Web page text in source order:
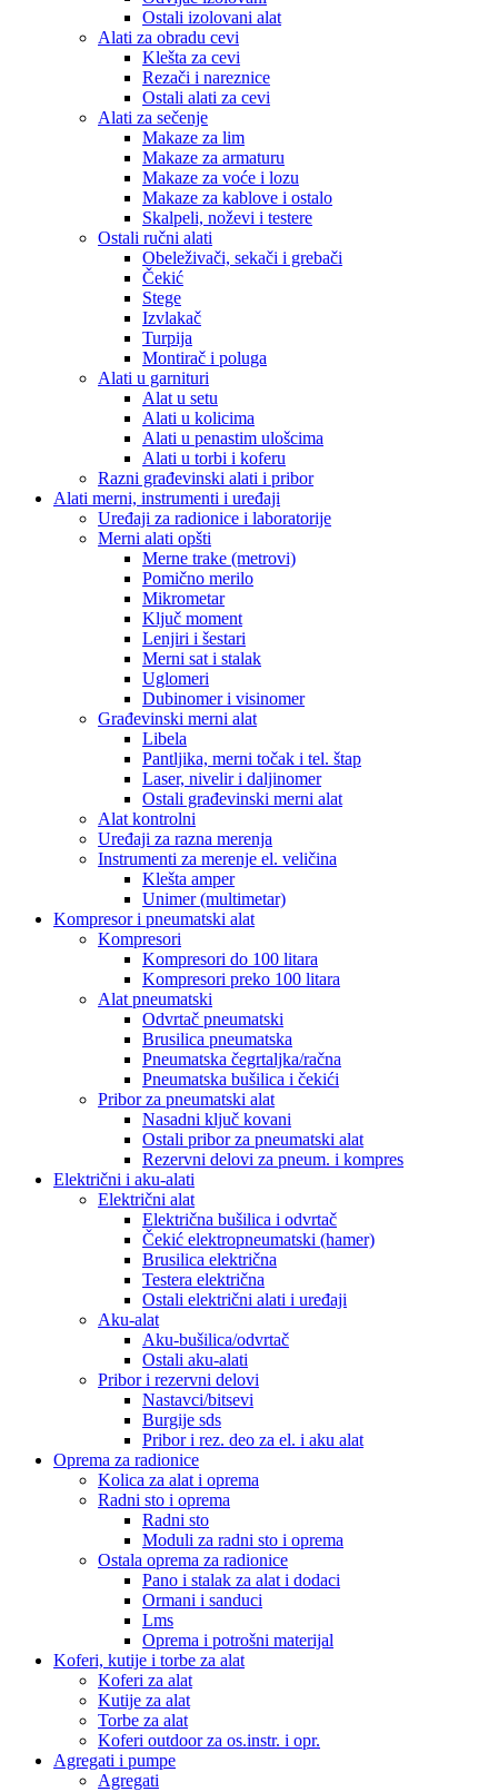
Ostali izolovani alat
Alati za obradu cevi
Klešta za cevi
Rezači i nareznice
Ostali alati za cevi
Alati za sečenje
Makaze za lim
Makaze za armaturu
Makaze za voće i lozu
Makaze za kablove i ostalo
Skalpeli, noževi i testere
Ostali ručni alati
Obeleživači, sekači i grebači
Čekić
Stege
Izvlakač
Turpija
Montirač i poluga
Alati u garnituri
Alat u setu
Alati u kolicima
Alati u penastim ulošcima
Alati u torbi i koferu
Razni građevinski alati i pribor
Alati merni, instrumenti i uređaji
Uređaji za radionice i laboratorije
Merni alati opšti
Merne trake (metrovi)
Pomično merilo
Mikrometar
Ključ moment
Lenjiri i šestari
Merni sat i stalak
Uglomeri
Dubinomer i visinomer
Građevinski merni alat
Libela
Pantljika, merni točak i tel. štap
Laser, nivelir i daljinomer
Ostali građevinski merni alat
Alat kontrolni
Uređaji za razna merenja
Instrumenti za merenje el. veličina
Klešta amper
Unimer (multimetar)
Kompresor i pneumatski alat
Kompresori
Kompresori do 100 litara
Kompresori preko 100 litara
Alat pneumatski
Odvrtač pneumatski
Brusilica pneumatska
Pneumatska čegrtaljka/račna
Pneumatska bušilica i čekići
Pribor za pneumatski alat
Nasadni ključ kovani
Ostali pribor za pneumatski alat
Rezervni delovi za pneum. i kompres
Električni i aku-alati
Električni alat
Električna bušilica i odvrtač
Čekić elektropneumatski (hamer)
Brusilica električna
Testera električna
Ostali električni alati i uređaji
Aku-alat
Aku-bušilica/odvrtač
Ostali aku-alati
Pribor i rezervni delovi
Nastavci/bitsevi
Burgije sds
Pribor i rez. deo za el. i aku alat
Oprema za radionice
Kolica za alat i oprema
Radni sto i oprema
Radni sto
Moduli za radni sto i oprema
Ostala oprema za radionice
Pano i stalak za alat i dodaci
Ormani i sanduci
Lms
Oprema i potrošni materijal
Koferi, kutije i torbe za alat
Koferi za alat
Kutije za alat
Torbe za alat
Koferi outdoor za os.instr. i opr.
Agregati i pumpe
Agregati